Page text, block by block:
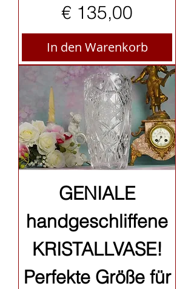
Preis
€ 135,00
In den Warenkorb
GENIALE
handgeschliffene
KRISTALLVASE!
Perfekte Größe für